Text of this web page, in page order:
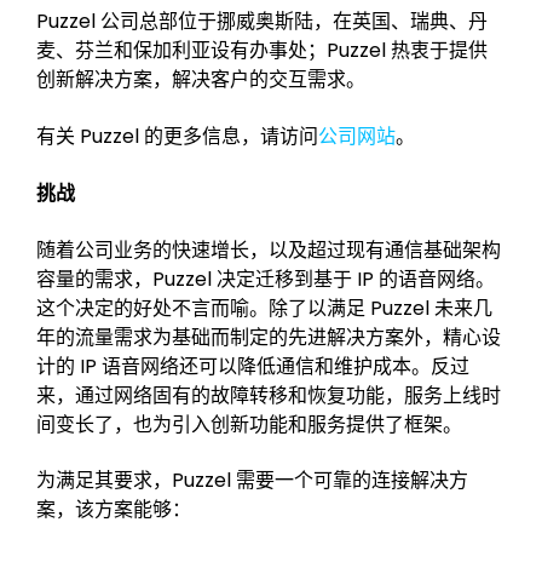
Puzzel 公司总部位于挪威奥斯陆，在英国、瑞典、丹
麦、芬兰和保加利亚设有办事处；Puzzel 热衷于提供
创新解决方案，解决客户的交互需求。
有关 Puzzel 的更多信息，请访问公司网站。
挑战
随着公司业务的快速增长，以及超过现有通信基础架构
容量的需求，Puzzel 决定迁移到基于 IP 的语音网络。
这个决定的好处不言而喻。除了以满足 Puzzel 未来几
年的流量需求为基础而制定的先进解决方案外，精心设
计的 IP 语音网络还可以降低通信和维护成本。反过
来，通过网络固有的故障转移和恢复功能，服务上线时
间变长了，也为引入创新功能和服务提供了框架。
为满足其要求，Puzzel 需要一个可靠的连接解决方
案，该方案能够：